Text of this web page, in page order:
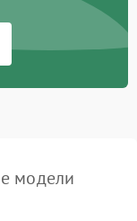
модели